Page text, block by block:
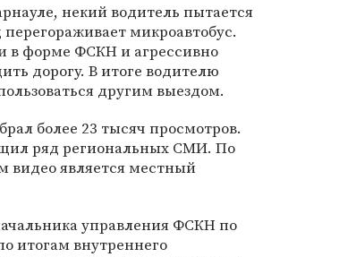
некий водитель пытается
микроавтобус.
в форме ФСКН и агрессивно
дорогу. В итоге водителю
другим выездом.
более 23 тысяч просмотров.
ряд региональных СМИ. По
видео является местный
управления ФСКН по
итогам внутреннего